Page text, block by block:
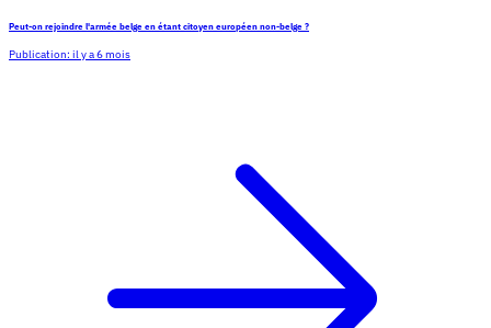
Peut-on rejoindre l'armée belge en étant citoyen européen non-belge ?
Publication: il y a 6 mois